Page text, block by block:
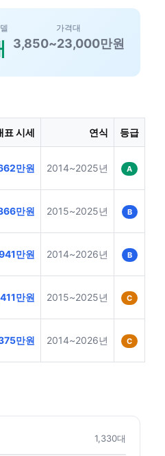
가격대
3,850~23,000만원
표 시세 연식 등급
만원 2014~2025년 A
만원 2015~2025년 B
만원 2014~2026년 B
만원 2015~2025년 C
만원 2014~2026년 C
1,330대